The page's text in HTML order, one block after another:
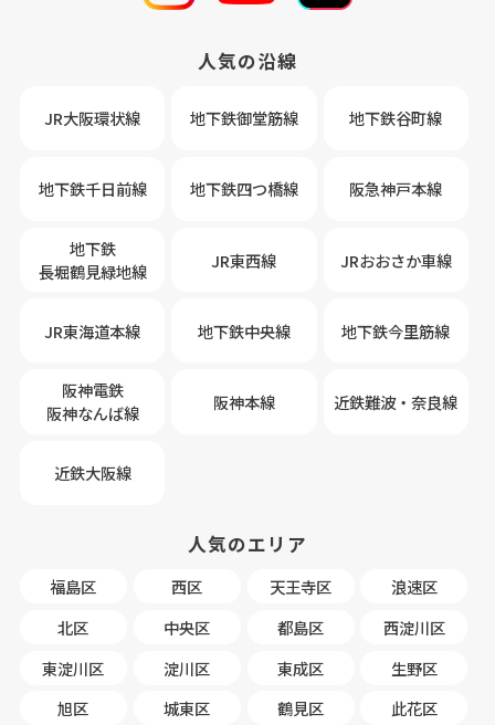
人気の沿線
JR大阪環状線 地下鉄御堂筋線 地下鉄谷町線
地下鉄千日前線 地下鉄四つ橋線 阪急神戸本線
地下鉄
長堀鶴見緑地線
JR東西線 JRおおさか車線
JR東海道本線 地下鉄中央線 地下鉄今里筋線
阪神電鉄
阪神なんば線
阪神本線 近鉄難波・奈良線
近鉄大阪線
人気のエリア
福島区 西区 天王寺区
浪速区
北区
中央区 都島区
西淀川区
東淀川区
淀川区 東成区
生野区
旭区
城東区 鶴見区
此花区